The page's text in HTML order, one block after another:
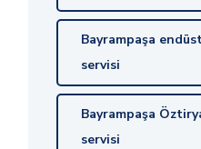
Bayrampaşa
servisi
Bayrampaşa
servisi